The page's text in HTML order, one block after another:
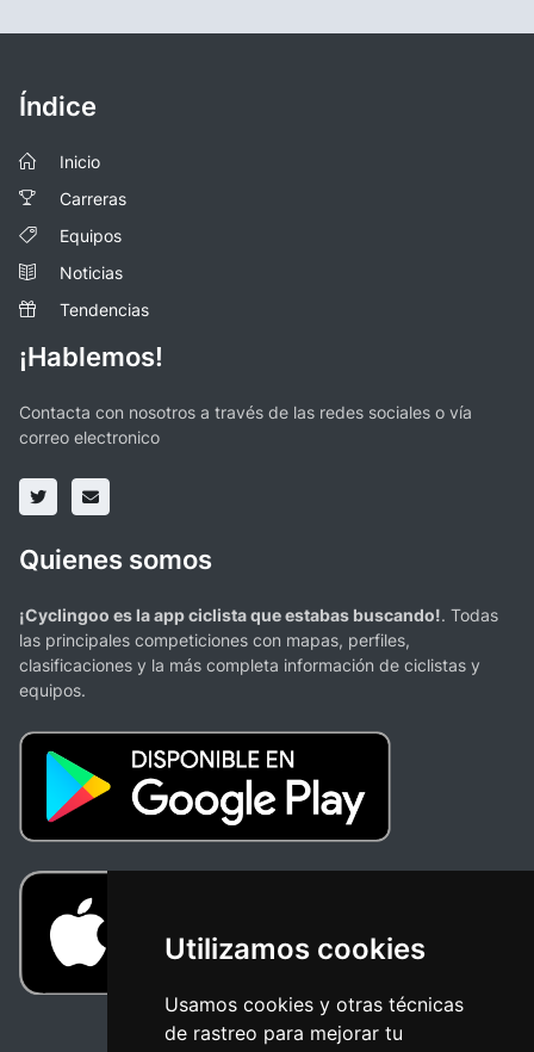
Utilizamos cookies
Usamos cookies y otras técnicas
de rastreo para mejorar tu
Índice
Inicio
Carreras
Equipos
Noticias
Tendencias
¡Hablemos!
Contacta con nosotros a través de las redes sociales o vía
correo electronico
Quienes somos
¡Cyclingoo es la app ciclista que estabas buscando!. Todas
las principales competiciones con mapas, perfiles,
clasificaciones y la más completa información de ciclistas y
equipos.